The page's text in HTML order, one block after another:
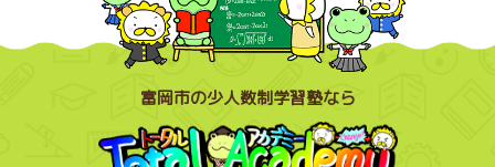
富岡市の少人数制学習塾なら